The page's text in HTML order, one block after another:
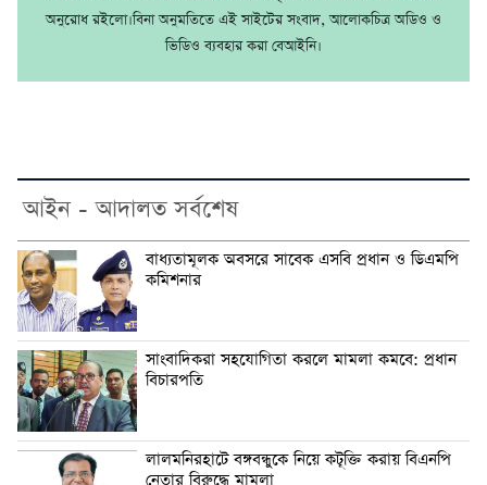
অনুরোধ রইলো।বিনা অনুমতিতে এই সাইটের সংবাদ, আলোকচিত্র অডিও ও
ভিডিও ব্যবহার করা বেআইনি।
আইন - আদালত সর্বশেষ
বাধ্যতামূলক অবসরে সাবেক এসবি প্রধান ও ডিএমপি
কমিশনার
সাংবাদিকরা সহযোগিতা করলে মামলা কমবে: প্রধান
বিচারপতি
লালমনিরহাটে বঙ্গবন্ধুকে নিয়ে কটূক্তি করায় বিএনপি